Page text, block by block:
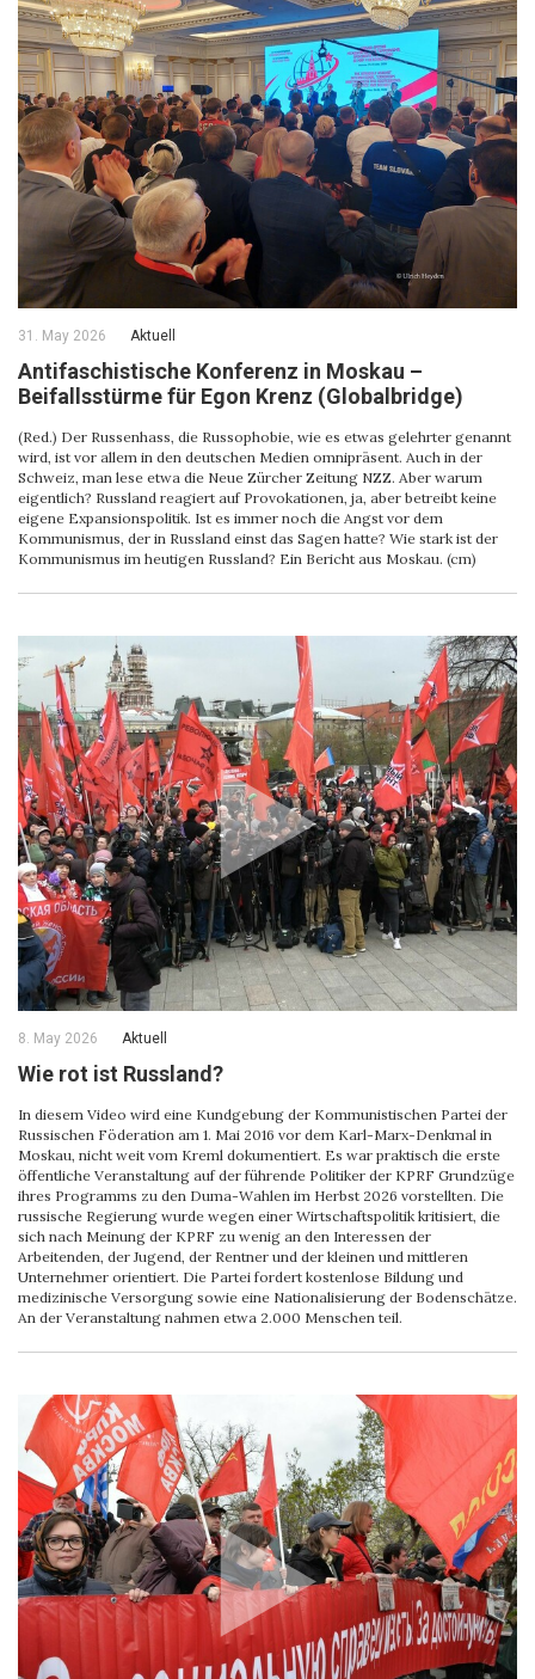
31. May 2026 Aktuell
Antifaschistische Konferenz in Moskau –
Beifallsstürme für Egon Krenz (Globalbridge)
(Red.) Der Russenhass, die Russophobie, wie es etwas gelehrter genannt
wird, ist vor allem in den deutschen Medien omnipräsent. Auch in der
Schweiz, man lese etwa die Neue Zürcher Zeitung NZZ. Aber warum
eigentlich? Russland reagiert auf Provokationen, ja, aber betreibt keine
eigene Expansionspolitik. Ist es immer noch die Angst vor dem
Kommunismus, der in Russland einst das Sagen hatte? Wie stark ist der
Kommunismus im heutigen Russland? Ein Bericht aus Moskau. (cm)
8. May 2026 Aktuell
Wie rot ist Russland?
In diesem Video wird eine Kundgebung der Kommunistischen Partei der
Russischen Föderation am 1. Mai 2016 vor dem Karl-Marx-Denkmal in
Moskau, nicht weit vom Kreml dokumentiert. Es war praktisch die erste
öffentliche Veranstaltung auf der führende Politiker der KPRF Grundzüge
ihres Programms zu den Duma-Wahlen im Herbst 2026 vorstellten. Die
russische Regierung wurde wegen einer Wirtschaftspolitik kritisiert, die
sich nach Meinung der KPRF zu wenig an den Interessen der
Arbeitenden, der Jugend, der Rentner und der kleinen und mittleren
Unternehmer orientiert. Die Partei fordert kostenlose Bildung und
medizinische Versorgung sowie eine Nationalisierung der Bodenschätze.
An der Veranstaltung nahmen etwa 2.000 Menschen teil.